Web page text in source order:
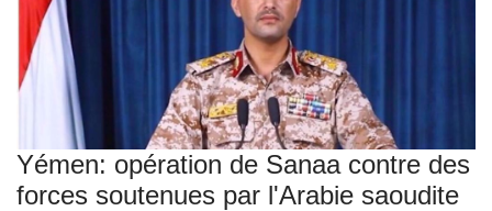
Yémen: opération de Sanaa contre des
forces soutenues par l'Arabie saoudite